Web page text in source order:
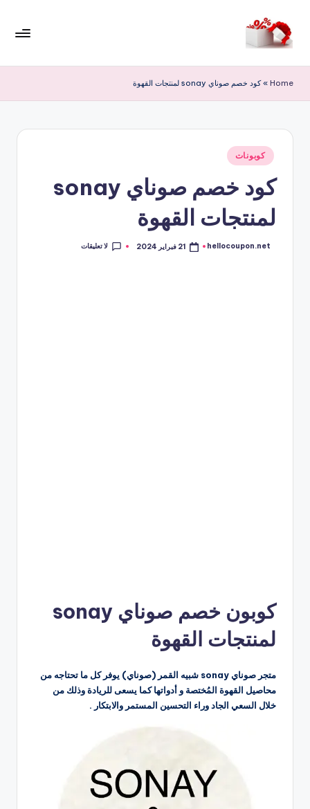
التجاوز
ر
حب
ا
Home
»كود خصم صوناي sonay لمنتجات القهوة
نُشر
في
كوبونات
كود خصم صوناي sonay
لمنتجات القهوة
تمّ
hellocoupon.net 21 فبراير 2024 لا تعليقات
كوبون خصم صوناي sonay
لمنتجات القهوة
متجر صوناي sonay شبيه القمر (صوناي) يوفر كل ما تحتاجه من
محاصيل القهوة المُختصة و أدواتها كما يسعى للريادة وذلك من
خلال السعي الجاد وراء التحسين المستمر والابتكار .